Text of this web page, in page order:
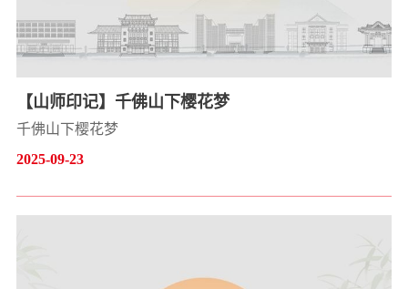
【山师印记】千佛山下樱花梦
千佛山下樱花梦
2025-09-23